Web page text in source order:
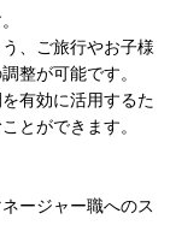
、ご旅行やお子様
整が可能です。
有効に活用するた
とができます。
ージャー職へのス